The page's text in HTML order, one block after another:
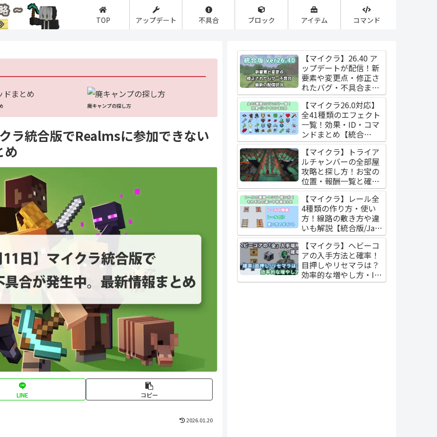
TOP アップデート 不具合 ブロック アイテム コマンド
廃キャンプの探し方
ラ統合版でRealmsに参加できない
め
LINE コピー
2026.01.20
【マイクラ】26.40 ア
ップデートが配信！新
要素や変更点・修正さ
れたバグ・不具合まと
め【統合版】
【マイクラ26.0対応】
全41種類のエフェクト
一覧！効果・ID・コマ
ンドまとめ【統合
版/Java版】
【マイクラ】トライア
ルチャンバーの全部屋
攻略と探し方！お宝の
位置・報酬一覧と確率
【Java版/統合版】
【マイクラ】レール全
4種類の作り方・使い
方！線路の敷き方や違
いも解説【統合版/Java
版】
【マイクラ】ヘビーコ
アの入手方法と確率！
目押しやリセマラは？
効率的な増やし方・ID
も解説【統合版/Java